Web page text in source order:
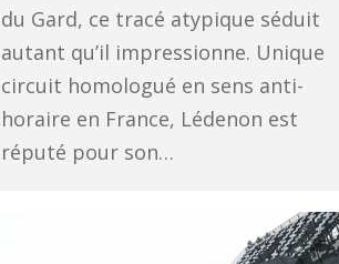
du Gard, ce tracé atypique séduit
autant qu’il impressionne. Unique
circuit homologué en sens anti-
horaire en France, Lédenon est
réputé pour son…